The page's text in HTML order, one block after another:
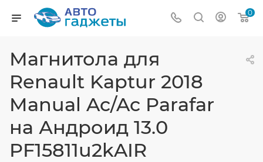
0
Магнитола для
Renault Kaptur 2018
Manual Ac/Ac Parafar
на Андроид 13.0
PF15811u2kAIR